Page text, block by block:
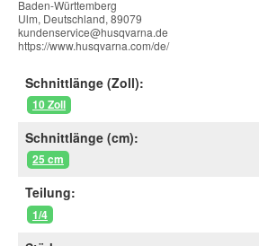
Baden-Württemberg
Ulm, Deutschland, 89079
kundenservice@husqvarna.de
https://www.husqvarna.com/de/
Schnittlänge (Zoll):
10 Zoll
Schnittlänge (cm):
25 cm
Teilung:
1/4